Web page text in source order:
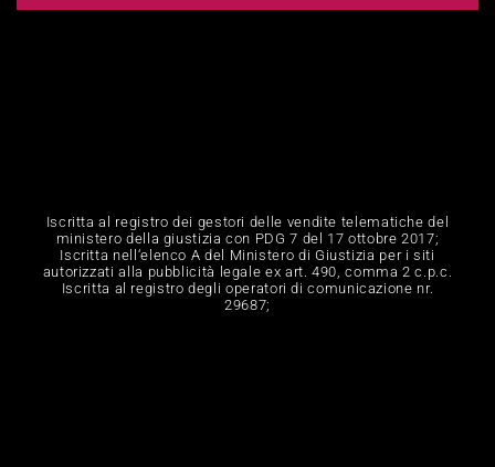
Iscritta al registro dei gestori delle vendite telematiche del
ministero della giustizia con PDG 7 del 17 ottobre 2017;
Iscritta nell‘elenco A del Ministero di Giustizia per i siti
autorizzati alla pubblicità legale ex art. 490, comma 2 c.p.c.
Iscritta al registro degli operatori di comunicazione nr.
29687;